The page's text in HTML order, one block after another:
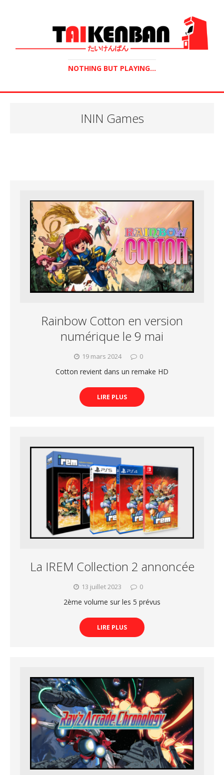
NOTHING BUT PLAYING...
ININ Games
Rainbow Cotton en version
numérique le 9 mai
19 mars 2024 0
Cotton revient dans un remake HD
LIRE PLUS
La IREM Collection 2 annoncée
13 juillet 2023 0
2ème volume sur les 5 prévus
LIRE PLUS